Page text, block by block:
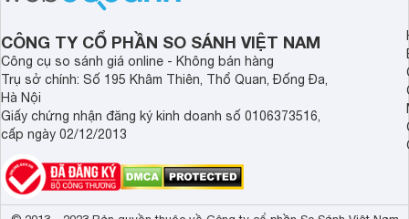
trong bài viết sau đây.
CÔNG TY CỔ PHẦN SO SÁNH VIỆT NAM
Công cụ so sánh giá online - Không bán hàng
Trụ sở chính: Số 195 Khâm Thiên, Thổ Quan, Đống Đa,
Hà Nội
Giấy chứng nhận đăng ký kinh doanh số 0106373516,
cấp ngày 02/12/2013